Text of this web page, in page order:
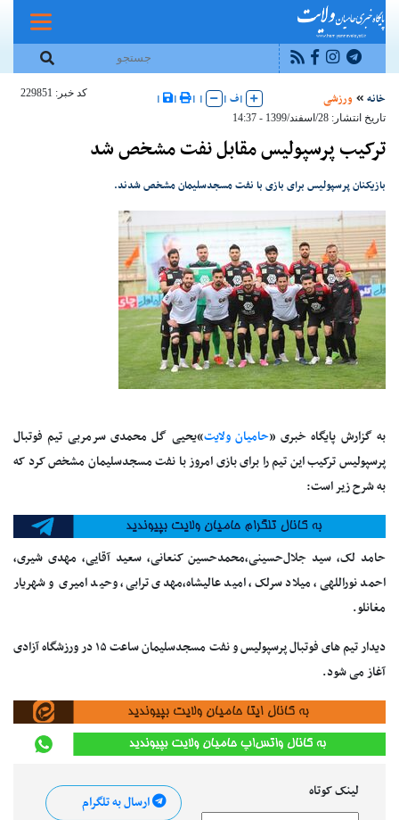
خانه ورزشی |ف |
|
|
|
|
کد خبر: 229851
تاریخ انتشار: 28/اسفند/1399 - 14:37
ترکیب پرسپولیس مقابل نفت مشخص شد
بازیکنان پرسپولیس برای بازی با نفت مسجدسلیمان مشخص شدند.
به گزارش پایگاه خبری «حامیان ولایت»یحیی گل محمدی سرمربی تیم فوتبال
پرسپولیسترکیب این تیم را برای بازی امروز با نفت مسجدسلیمان مشخص کرد که
به شرح زیر است:
حامد لک، سید جلال‌حسینی،محمدحسین کنعانی، سعید آقایی، مهدی شیری،
احمد نوراللهی، میلاد سرلک، امید عالیشاه،مهدی ترابی، وحید امیری و شهریار
مغانلو.
دیدار تیم های فوتبال پرسپولیس و نفت مسجدسلیمان ساعت ۱۵ در ورزشگاه آزادی
آغاز می شود.
لینک کوتاه
ارسال به تلگرام